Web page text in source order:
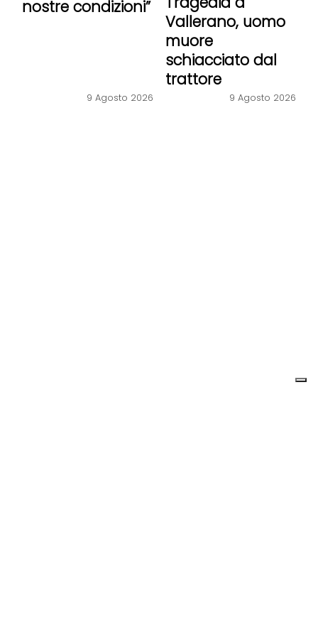
nostre condizioni”
9 Agosto 2026
Vallerano, uomo
muore
schiacciato dal
trattore
9 Agosto 2026